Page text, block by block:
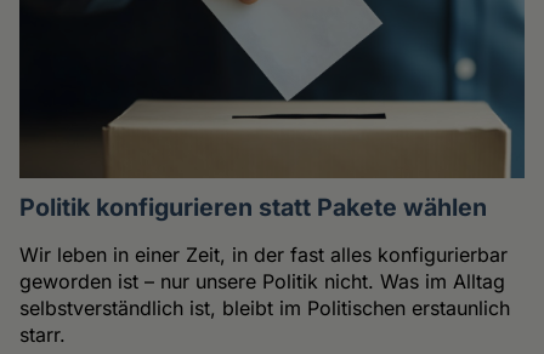
Politik konfigurieren statt Pakete wählen
Wir leben in einer Zeit, in der fast alles konfigurierbar
geworden ist – nur unsere Politik nicht. Was im Alltag
selbstverständlich ist, bleibt im Politischen erstaunlich
starr.